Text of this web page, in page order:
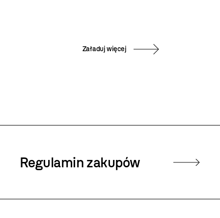
Załaduj więcej
Regulamin zakupów